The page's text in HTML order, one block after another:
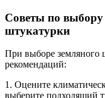
Советы по выбору
штукатурки
При выборе земляного
рекомендаций:
1. Оцените
выберите подходящий